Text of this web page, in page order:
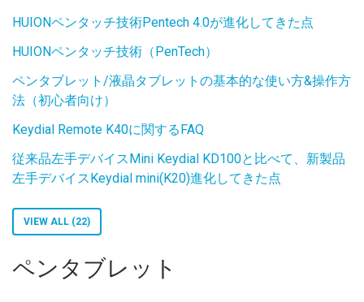
HUIONペンタッチ技術Pentech 4.0が進化してきた点
HUIONペンタッチ技術（PenTech）
ペンタブレット/液晶タブレットの基本的な使い方&操作方
法（初心者向け）
Keydial Remote K40に関するFAQ
従来品左手デバイスMini Keydial KD100と比べて、新製品
左手デバイスKeydial mini(K20)進化してきた点
VIEW ALL (22)
ペンタブレット